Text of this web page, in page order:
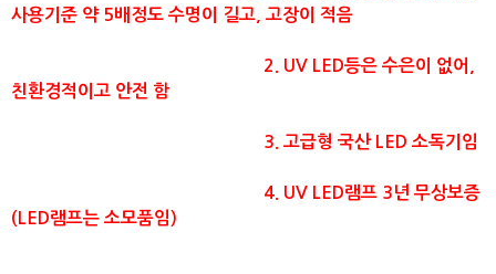
사용기준 약 5배정도 수명이 길고, 고장이 적음
2. UV LED등은 수은이 없어,
친환경적이고 안전 함
3. 고급형 국산 LED 소독기임
4. UV LED램프 3년 무상보증
(LED램프는 소모품임)